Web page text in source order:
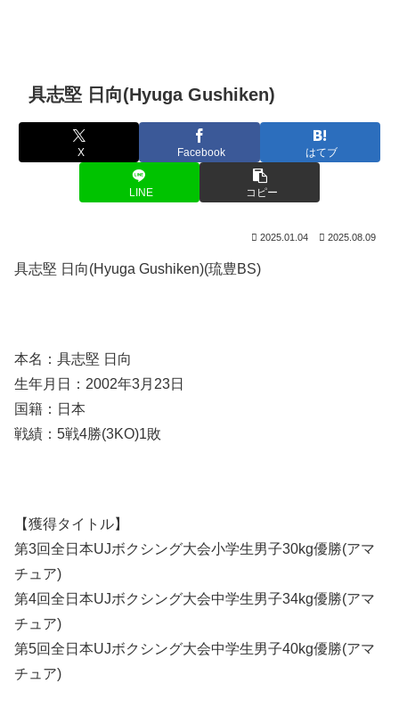
具志堅 日向(Hyuga Gushiken)
X Facebook はてブ
LINE コピー
2025.01.04 2025.08.09
具志堅 日向(Hyuga Gushiken)(琉豊BS)
本名：具志堅 日向
生年月日：2002年3月23日
国籍：日本
戦績：5戦4勝(3KO)1敗
【獲得タイトル】
第3回全日本UJボクシング大会小学生男子30kg優勝(アマ
チュア)
第4回全日本UJボクシング大会中学生男子34kg優勝(アマ
チュア)
第5回全日本UJボクシング大会中学生男子40kg優勝(アマ
チュア)